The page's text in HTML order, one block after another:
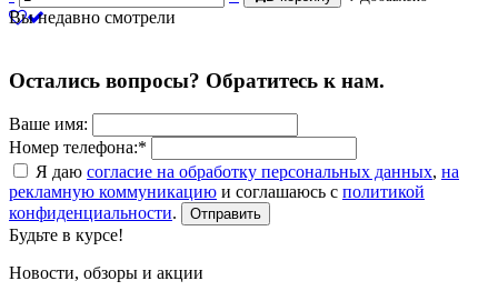
Вы недавно смотрели
Остались вопросы? Обратитесь к нам.
Ваше имя:
Номер телефона:*
Я даю согласие на обработку персональных данных, на
рекламную коммуникацию и соглашаюсь с политикой
конфиденциальности. Отправить
Будьте в курсе!
Новости, обзоры и акции